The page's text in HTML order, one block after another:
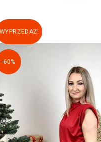
WYPRZEDAŻ!
-60%